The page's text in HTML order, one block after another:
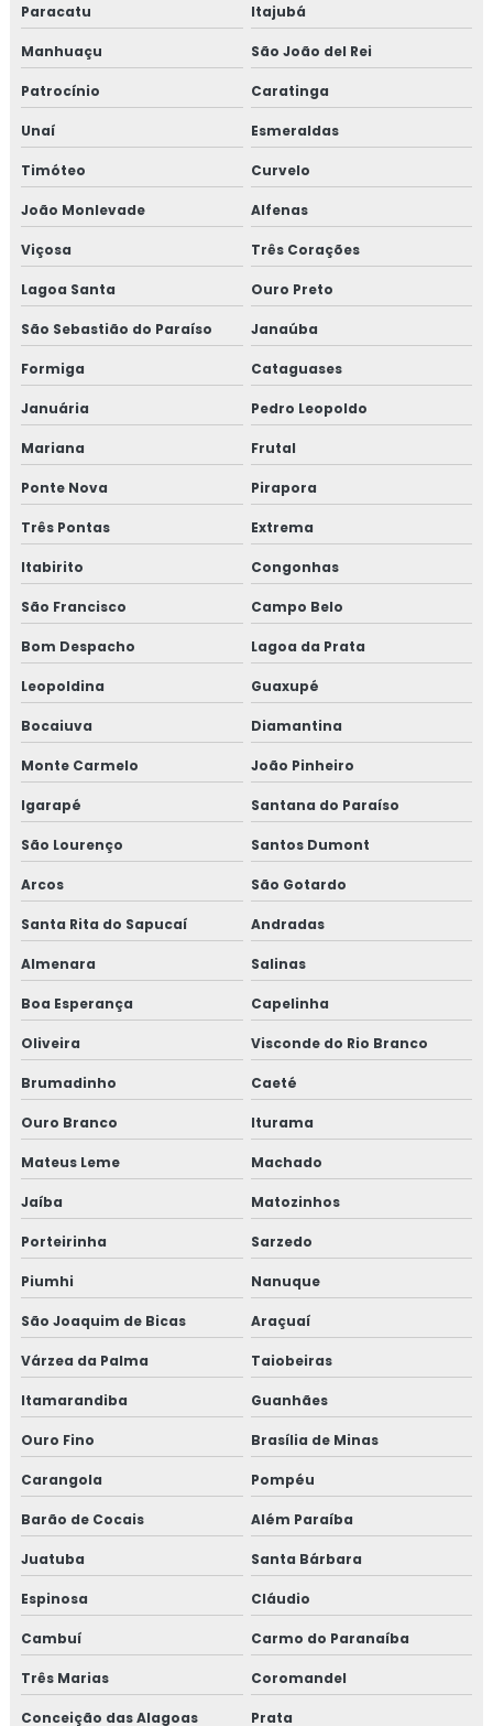
Curso de 5s para empresas
Curso auditor interno fssc 22000
Curso de auditor interno iso
Curso auditor interno iso 14001
Curso de auditor interno iso 9001
Curso de auditor iso 9001
Curso de boas práticas de fabricação
Curso de bpf
Curso de bpf para indústria de alimentos
Curso fssc
Curso fssc 22000 online
Curso gerenciamento de resíduos
Curso de gerenciamento de resíduos sólidos
Curso de gestão de resíduos
Curso de gestão de resíduos sólidos
Curso gmp para transportadoras
Curso iso 17025 online
Curso de rotulagem nutricional
Curso de rotulagem nutricional online
Empresa de consultoria para empresa alimentícia
Empresa de consultoria gmp
Empresa de consultoria para setor alimentício
Empresa de consultoria para setor de alimentos
Empresa de curso gmp
Empresa de treinamento para empresa alimentícia
Empresa de treinamento para setor alimentício
Empresa de treinamento para setor de alimentos
Gmp para transporte de cargas
Treinamento em adequação para acreditação na iso
17025
Treinamento em análise crítica de laudos de calibração
Treinamento em análise e diagnóstico de cultura
organizacional
Treinamento em análise sensorial
Treinamento em auditoria de fornecedores
Paracatu Itajubá
Manhuaçu São João del Rei
Patrocínio Caratinga
Unaí Esmeraldas
Timóteo Curvelo
João Monlevade Alfenas
Viçosa Três Corações
Lagoa Santa Ouro Preto
São Sebastião do Paraíso Janaúba
Formiga Cataguases
Januária Pedro Leopoldo
Mariana Frutal
Ponte Nova Pirapora
Três Pontas Extrema
Itabirito Congonhas
São Francisco Campo Belo
Bom Despacho Lagoa da Prata
Leopoldina Guaxupé
Bocaiuva Diamantina
Monte Carmelo João Pinheiro
Igarapé Santana do Paraíso
São Lourenço Santos Dumont
Arcos São Gotardo
Santa Rita do Sapucaí Andradas
Almenara Salinas
Boa Esperança Capelinha
Oliveira Visconde do Rio Branco
Brumadinho Caeté
Ouro Branco Iturama
Mateus Leme Machado
Jaíba Matozinhos
Porteirinha Sarzedo
Piumhi Nanuque
São Joaquim de Bicas Araçuaí
Várzea da Palma Taiobeiras
Itamarandiba Guanhães
Ouro Fino Brasília de Minas
Carangola Pompéu
Barão de Cocais Além Paraíba
Juatuba Santa Bárbara
Espinosa Cláudio
Cambuí Carmo do Paranaíba
Três Marias Coromandel
Conceição das Alagoas Prata